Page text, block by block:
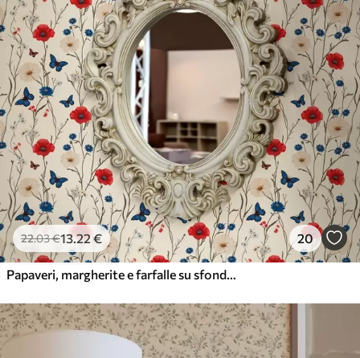
Vinile Premium
65.00 39.00€/m²
22.03€13.22 € 20
Papaveri, margherite e farfalle su sfondo bianco